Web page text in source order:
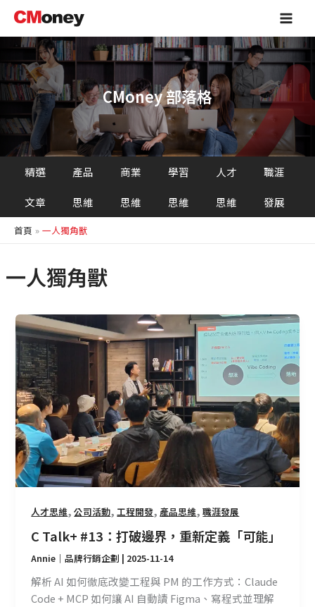
主
容
Main
CMoney 部落格
精選
文章
產品
思維
商業
思維
學習
思維
人才
思維
職涯
發展
首頁 一人獨角獸
一人獨角獸
人才思維,公司活動, 工程開發, 產品思維,職涯發展
C Talk+ #13：打破邊界，重新定義「可能」
Annie｜品牌行銷企劃 | 2025-11-14
解析 AI 如何徹底改變工程與 PM 的工作方式：Claude
Code + MCP 如何讓 AI 自動讀 Figma、寫程式並理解
C
Talk+
#13：
打
破
邊
界，
重
新
定
義
「可